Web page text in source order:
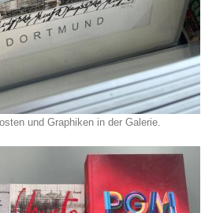
und Graphiken in der Galerie.